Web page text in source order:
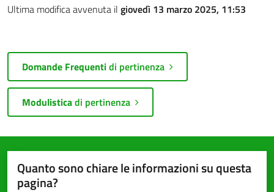
Ultima modifica avvenuta il giovedì 13 marzo 2025, 11:53
Domande Frequentidi pertinenza
Modulisticadi pertinenza
Quanto sono chiare le informazioni su questa
pagina?